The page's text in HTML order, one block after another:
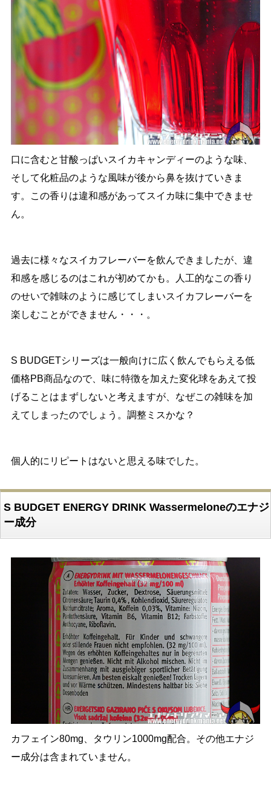
口に含むと甘酸っぱいスイカキャンディーのような味、
そして化粧品のような風味が後から鼻を抜けていきま
す。この香りは違和感があってスイカ味に集中できませ
ん。
過去に様々なスイカフレーバーを飲んできましたが、違
和感を感じるのはこれが初めてかも。人工的なこの香り
のせいで雑味のように感じてしまいスイカフレーバーを
楽しむことができません・・・。
S BUDGETシリーズは一般向けに広く飲んでもらえる低
価格PB商品なので、味に特徴を加えた変化球をあえて投
げることはまずしないと考えますが、なぜこの雑味を加
えてしまったのでしょう。調整ミスかな？
個人的にリピートはないと思える味でした。
S BUDGET ENERGY DRINK Wassermeloneのエナジ
ー成分
カフェイン80mg、タウリン1000mg配合。その他エナジ
ー成分は含まれていません。